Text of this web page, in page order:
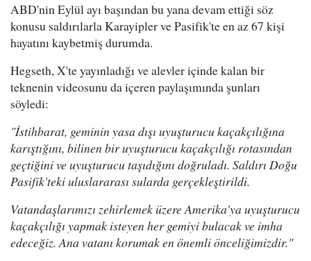
ABD'nin Eylül ayı başından bu yana devam ettiği söz
konusu saldırılarla Karayipler ve Pasifik'te en az 67 kişi
hayatını kaybetmiş durumda.
Hegseth, X'te yayınladığı ve alevler içinde kalan bir
teknenin videosunu da içeren paylaşımında şunları
söyledi:
"İstihbarat, geminin yasa dışı uyuşturucu kaçakçılığına
karıştığını, bilinen bir uyuşturucu kaçakçılığı rotasından
geçtiğini ve uyuşturucu taşıdığını doğruladı. Saldırı Doğu
Pasifik'teki uluslararası sularda gerçekleştirildi.
Vatandaşlarımızı zehirlemek üzere Amerika'ya uyuşturucu
kaçakçılığı yapmak isteyen her gemiyi bulacak ve imha
edeceğiz. Ana vatanı korumak en önemli önceliğimizdir."